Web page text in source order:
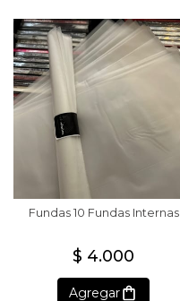
Fundas 10 Fundas Internas
$ 4.000
Agregar